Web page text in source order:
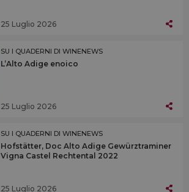
25 Luglio 2026
SU I QUADERNI DI WINENEWS
L’Alto Adige enoico
25 Luglio 2026
SU I QUADERNI DI WINENEWS
Hofstätter, Doc Alto Adige Gewürztraminer
Vigna Castel Rechtental 2022
25 Luglio 2026